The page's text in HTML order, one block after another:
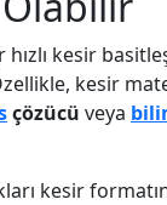
kesir
kesir
çözücü veya
kesir